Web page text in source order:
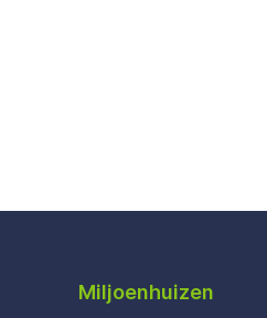
Miljoenhuizen